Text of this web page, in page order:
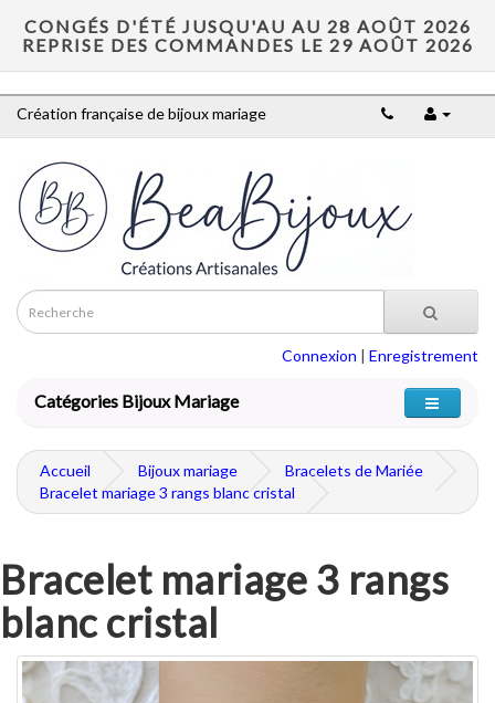
CONGÉS D'ÉTÉ JUSQU'AU AU 28 AOÛT 2026
REPRISE DES COMMANDES LE 29 AOÛT 2026
Création française de bijoux mariage
Connexion | Enregistrement
Catégories Bijoux Mariage
Accueil Bijoux mariage
Bracelets de Mariée
Bracelet mariage 3 rangs blanc cristal
Bracelet mariage 3 rangs
blanc cristal